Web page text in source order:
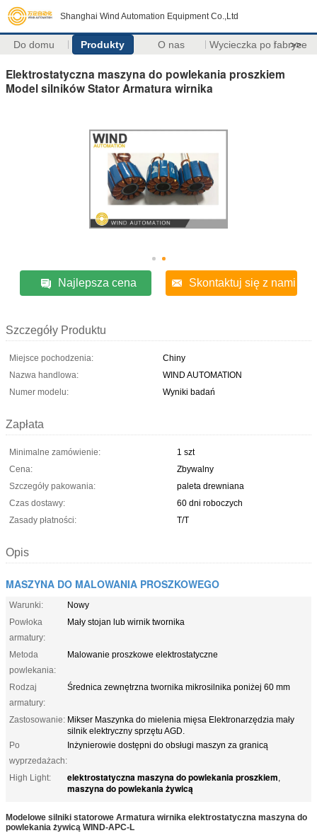
Shanghai Wind Automation Equipment Co.,Ltd
Do domu Produkty O nas Wycieczka po fabryce
>>
Elektrostatyczna maszyna do powlekania proszkiem
Model silników Stator Armatura wirnika
Najlepsza cena Skontaktuj się z nami
Szczegóły Produktu
Miejsce pochodzenia:
Chiny
Nazwa handlowa:
WIND AUTOMATION
Numer modelu:
Wyniki badań
Zapłata
Minimalne zamówienie:
1 szt
Cena:
Zbywalny
Szczegóły pakowania:
paleta drewniana
Czas dostawy:
60 dni roboczych
Zasady płatności:
T/T
Opis
MASZYNA DO MALOWANIA PROSZKOWEGO
Warunki:
Nowy
Powłoka
armatury:
Mały stojan lub wirnik twornika
Metoda
powlekania:
Malowanie proszkowe elektrostatyczne
Rodzaj
armatury:
Średnica zewnętrzna twornika mikrosilnika poniżej 60 mm
Zastosowanie: Mikser Maszynka do mielenia mięsa Elektronarzędzia mały
silnik elektryczny sprzętu AGD.
Po
wyprzedażach:
Inżynierowie dostępni do obsługi maszyn za granicą
High Light: elektrostatyczna maszyna do powlekania proszkiem,
maszyna do powlekania żywicą
Modelowe silniki statorowe Armatura wirnika elektrostatyczna maszyna do
powlekania żywicą WIND-APC-L